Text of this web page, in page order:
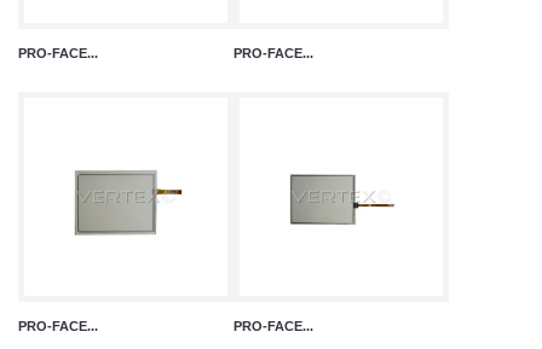
PRO-FACE... PRO-FACE...
PRO-FACE... PRO-FACE...